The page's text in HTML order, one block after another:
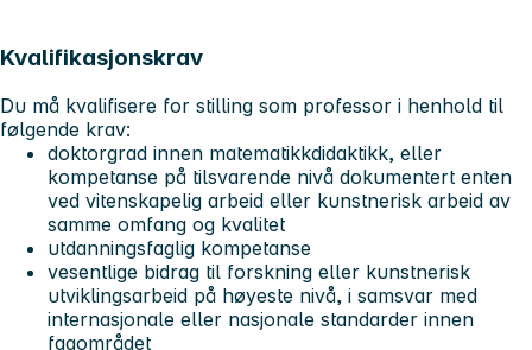
Kvalifikasjonskrav
Du må kvalifisere for stilling som professor i henhold til
følgende krav:
doktorgrad innen matematikkdidaktikk, eller
kompetanse på tilsvarende nivå dokumentert enten
ved vitenskapelig arbeid eller kunstnerisk arbeid av
samme omfang og kvalitet
utdanningsfaglig kompetanse
vesentlige bidrag til forskning eller kunstnerisk
utviklingsarbeid på høyeste nivå, i samsvar med
internasjonale eller nasjonale standarder innen
fagområdet